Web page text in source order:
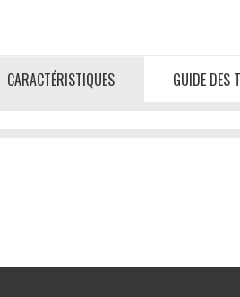
CARACTÉRISTIQUES GUIDE DES